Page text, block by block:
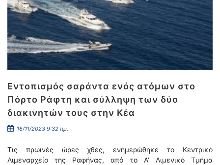
Εντοπισμός σαράντα ενός ατόμων στο
Πόρτο Ράφτη και σύλληψη των δύο
διακινητών τους στην Κέα
18/11/2023 9:32 πμ.
Τις πρωινές ώρες χθες, ενημερώθηκε το Κεντρικό
Λιμεναρχείο της Ραφήνας, από το Α’ Λιμενικό Τμήμα